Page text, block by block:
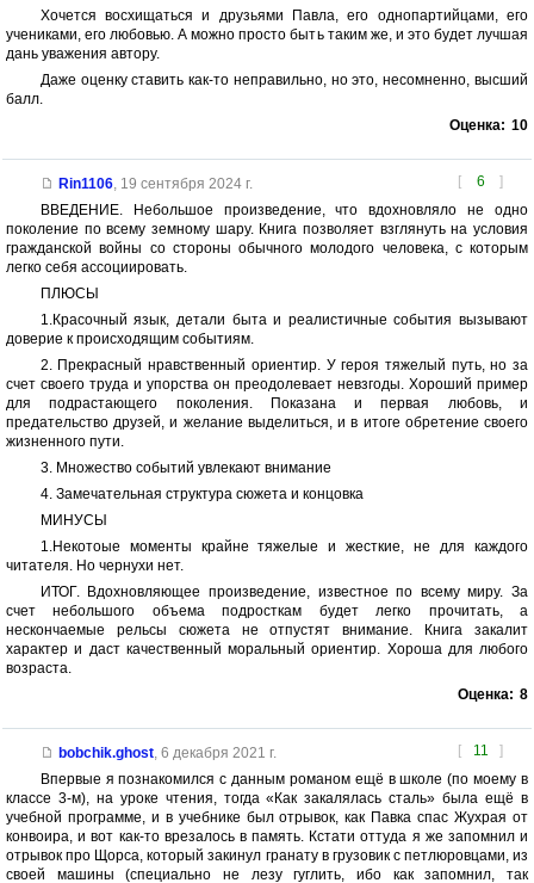
Хочется восхищаться и друзьями Павла, его однопартийцами, его
учениками, его любовью. А можно просто быть таким же, и это будет лучшая
дань уважения автору.
Даже оценку ставить как-то неправильно, но это, несомненно, высший
балл.
Оценка: 10
[ 6 ]
Rin1106, 19 сентября 2024 г.
ВВЕДЕНИЕ. Небольшое произведение, что вдохновляло не одно
поколение по всему земному шару. Книга позволяет взглянуть на условия
гражданской войны со стороны обычного молодого человека, с которым
легко себя ассоциировать.
ПЛЮСЫ
1.Красочный язык, детали быта и реалистичные события вызывают
доверие к происходящим событиям.
2. Прекрасный нравственный ориентир. У героя тяжелый путь, но за
счет своего труда и упорства он преодолевает невзгоды. Хороший пример
для подрастающего поколения. Показана и первая любовь, и
предательство друзей, и желание выделиться, и в итоге обретение своего
жизненного пути.
3. Множество событий увлекают внимание
4. Замечательная структура сюжета и концовка
МИНУСЫ
1.Некотоые моменты крайне тяжелые и жесткие, не для каждого
читателя. Но чернухи нет.
ИТОГ. Вдохновляющее произведение, известное по всему миру. За
счет небольшого объема подросткам будет легко прочитать, а
нескончаемые рельсы сюжета не отпустят внимание. Книга закалит
характер и даст качественный моральный ориентир. Хороша для любого
возраста.
Оценка: 8
[ 11 ]
bobchik.ghost, 6 декабря 2021 г.
Впервые я познакомился с данным романом ещё в школе (по моему в
классе 3-м), на уроке чтения, тогда «Как закалялась сталь» была ещё в
учебной программе, и в учебнике был отрывок, как Павка спас Жухрая от
конвоира, и вот как-то врезалось в память. Кстати оттуда я же запомнил и
отрывок про Щорса, который закинул гранату в грузовик с петлюровцами, из
своей машины (специально не лезу гуглить, ибо как запомнил, так